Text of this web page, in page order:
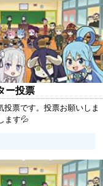
ー投票
票です。投票お願いしま
ます💦